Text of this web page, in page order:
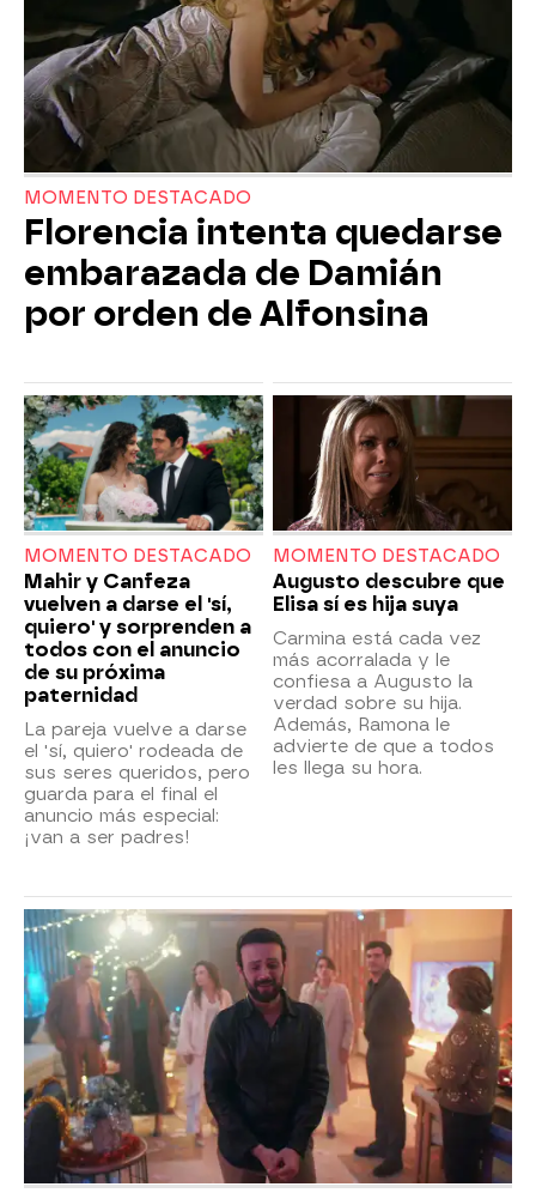
MOMENTO DESTACADO
Florencia intenta quedarse
embarazada de Damián
por orden de Alfonsina
MOMENTO DESTACADO
Mahir y Canfeza
vuelven a darse el 'sí,
quiero' y sorprenden a
todos con el anuncio
de su próxima
paternidad
La pareja vuelve a darse
el 'sí, quiero' rodeada de
sus seres queridos, pero
guarda para el final el
anuncio más especial:
¡van a ser padres!
MOMENTO DESTACADO
Augusto descubre que
Elisa sí es hija suya
Carmina está cada vez
más acorralada y le
confiesa a Augusto la
verdad sobre su hija.
Además, Ramona le
advierte de que a todos
les llega su hora.